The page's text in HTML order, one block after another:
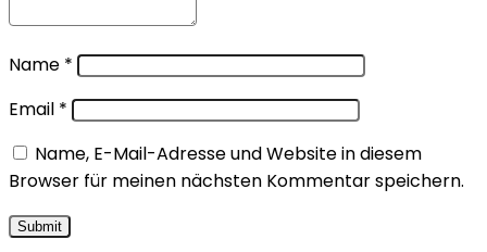
Name *
Email *
Name, E-Mail-Adresse und Website in diesem
Browser für meinen nächsten Kommentar speichern.